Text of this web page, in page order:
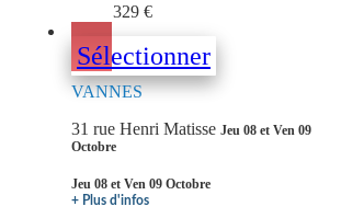
329 €
Sélectionner
VANNES
31 rue Henri Matisse Jeu 08 et Ven 09
Octobre
Jeu 08 et Ven 09 Octobre
+ Plus d'infos